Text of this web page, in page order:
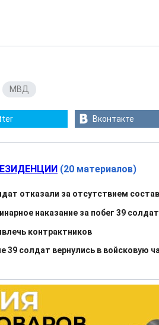
МВД
Вконтакте
(20 материалов)
отказали за отсутствием
наказание за побег 39 солдат
контрактников
солдат вернулись в войсковую